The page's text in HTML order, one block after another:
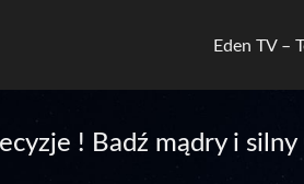
Eden TV –
! Badź mądry i silny